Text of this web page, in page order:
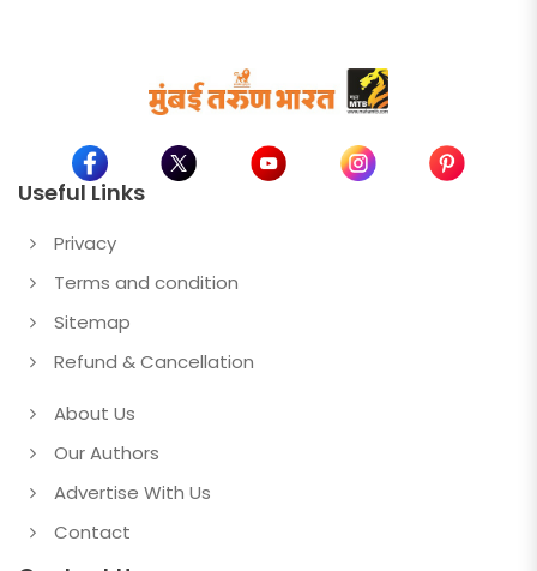
Useful Links
Privacy
Terms and condition
Sitemap
Refund & Cancellation
About Us
Our Authors
Advertise With Us
Contact